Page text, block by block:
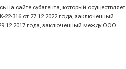
сайте субагента, который осуществляет
316 от 27.12.2022 года, заключенный
года, заключенный между ООО